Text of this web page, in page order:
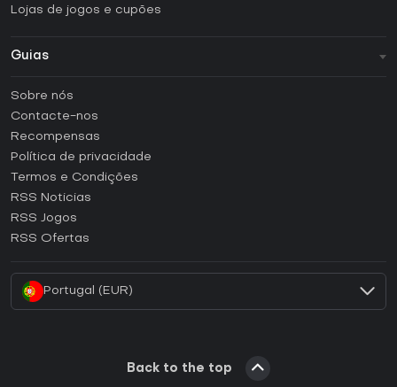
Lojas de jogos e cupões
Guias
Como ativar uma CD Key Steam?
Como ativar uma CD Key Epic Games?
Como ativar uma CD Key GOG?
Como ativar uma CD Key Ubisoft Connect?
Sobre nós
Contacte-nos
Recompensas
Política de privacidade
Termos e Condições
RSS Noticias
RSS Jogos
RSS Ofertas
Portugal (EUR)
Back to the top